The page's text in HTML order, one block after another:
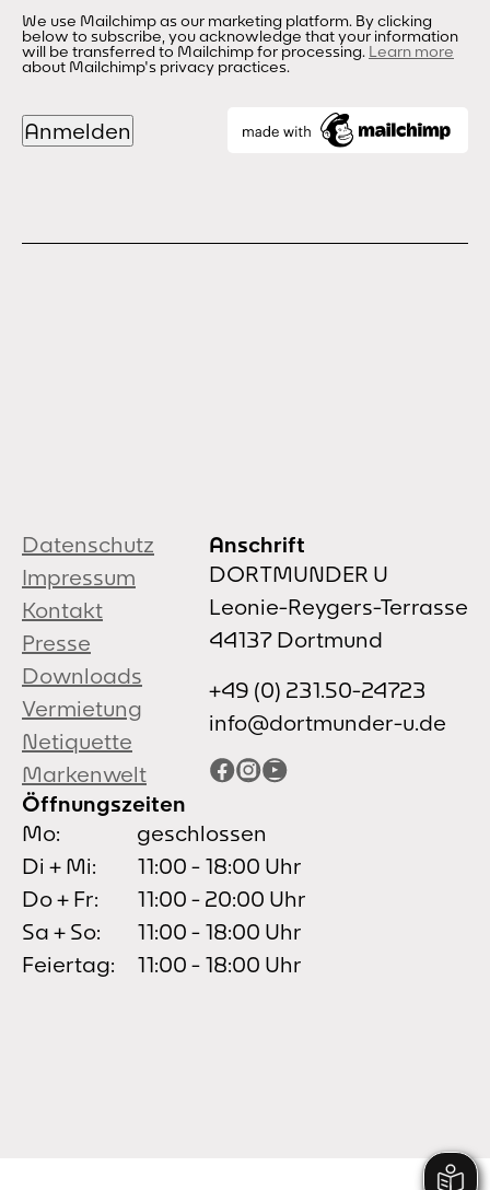
We use Mailchimp as our marketing platform. By clicking
below to subscribe, you acknowledge that your information
will be transferred to Mailchimp for processing. Learn more
about Mailchimp's privacy practices.
Datenschutz
Impressum
Kontakt
Presse
Downloads
Vermietung
Netiquette
Markenwelt
Anschrift
DORTMUNDER U
Leonie-Reygers-Terrasse
44137 Dortmund
+49 (0) 231.50-24723
info@dortmunder-u.de
Facebook
Instagram
YouTube
Öffnungszeiten
Mo:
geschlossen
Di + Mi:
11:00 - 18:00 Uhr
Do + Fr:
11:00 - 20:00 Uhr
Sa + So:
11:00 - 18:00 Uhr
Feiertag:
11:00 - 18:00 Uhr